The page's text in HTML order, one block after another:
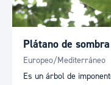
Plátano de sombra
Europeo/Mediterráneo
Es un árbol de